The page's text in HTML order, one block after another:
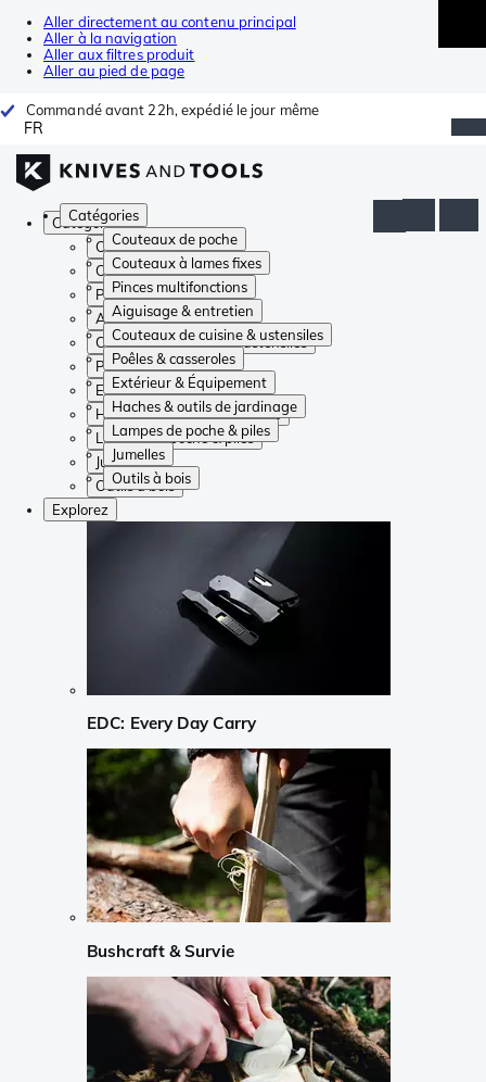
Aller directement au contenu principal
Aller à la navigation
Aller aux filtres produit
Aller au pied de page
Commandé avant 22h, expédié le jour même
FR
Catégories
Couteaux de poche
Couteaux à lames fixes
Pinces multifonctions
Aiguisage & entretien
Couteaux de cuisine & ustensiles
Poêles & casseroles
Extérieur & Équipement
Haches & outils de jardinage
Lampes de poche & piles
Jumelles
Outils à bois
Catégories
Couteaux de poche
Couteaux à lames fixes
Pinces multifonctions
Aiguisage & entretien
Couteaux de cuisine & ustensiles
Poêles & casseroles
Extérieur & Équipement
Haches & outils de jardinage
Lampes de poche & piles
Jumelles
Outils à bois
Explorez
EDC: Every Day Carry
Bushcraft & Survie